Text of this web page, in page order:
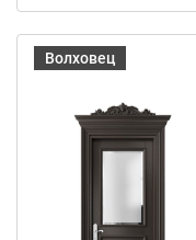
Волховец